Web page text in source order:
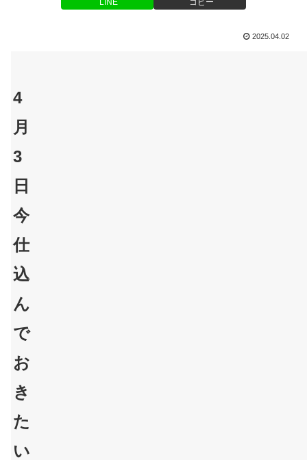
LINE コピー
2025.04.02
4
月
3
日
今
仕
込
ん
で
お
き
た
い